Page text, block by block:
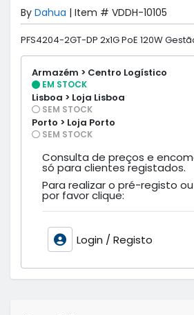
By Dahua | Item # VDDH-10105
PFS4204-2GT-DP 2x1G PoE 120W
Armazém > Centro Logístico
EM STOCK
Lisboa > Loja Lisboa
SEM STOCK
Porto > Loja Porto
SEM STOCK
Consulta de preços e
só para clientes registados.
Para realizar o pré-registo
por favor clique:
Login / Registo